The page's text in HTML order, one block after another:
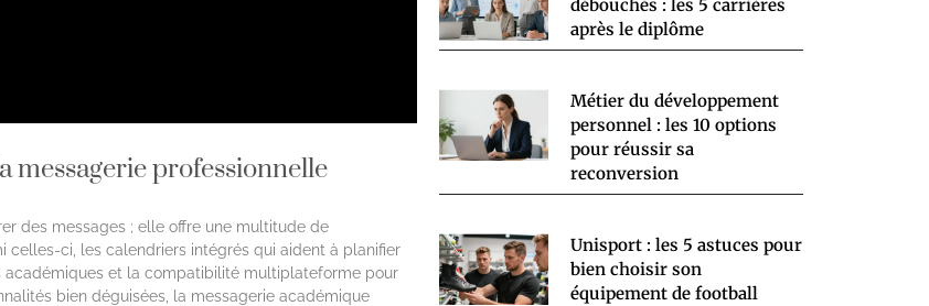
messagerie professionnelle
des messages ; elle offre une multitude de
ci, les calendriers intégrés qui aident à planifier
académiques et la compatibilité multiplateforme pour
bien déguisées, la messagerie académique
débouchés : les 5 carrières
après le diplôme
Métier du développement
personnel : les 10 options
pour réussir sa
reconversion
Unisport : les 5 astuces pour
bien choisir son
équipement de football